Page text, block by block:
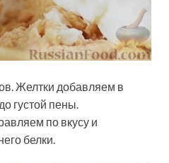
Желтки добавляем в
густой пены.
по вкусу и
белки.